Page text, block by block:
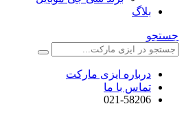
بلاگ
جستجو
درباره ایزی مارکت
تماس با ما
021-58206